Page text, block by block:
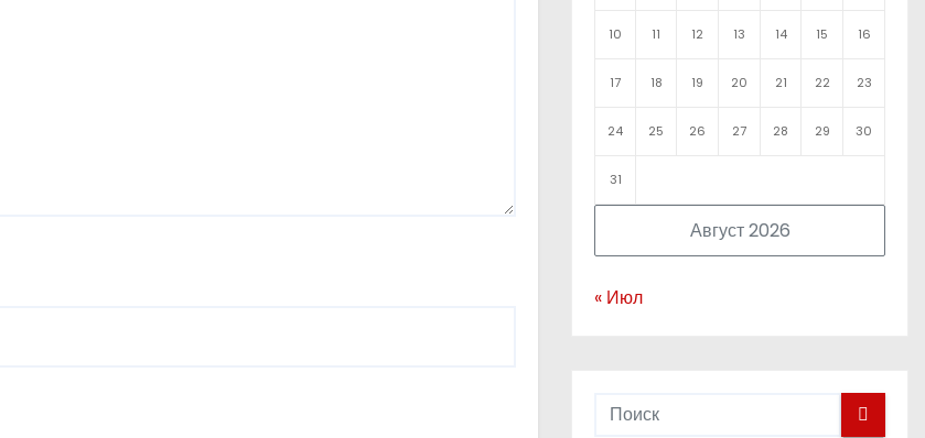
Август 2026
10 11 12 13 14 15 16
17 18 19 20 21 22 23
24 25 26 27 28 29 30
31
« Июл